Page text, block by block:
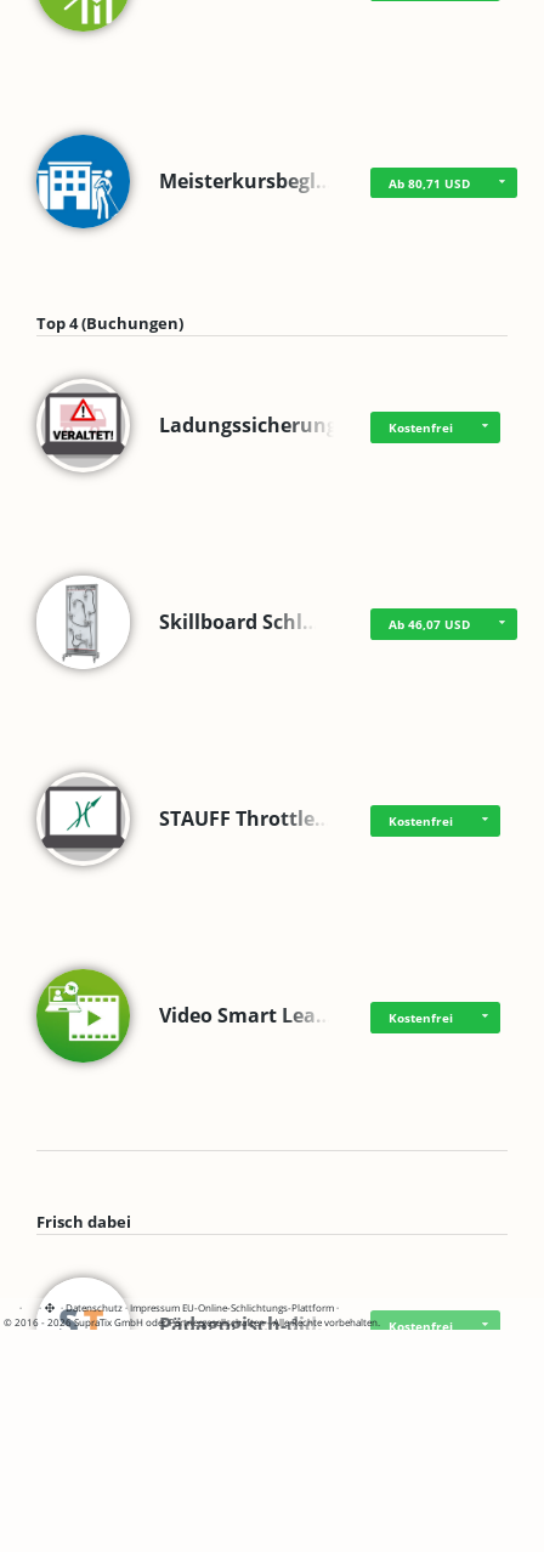
Meisterkursbegl… Ab 80,71 USD
Top 4 (Buchungen)
Ladungssicherung Kostenfrei
Skillboard Schl… Ab 46,07 USD
STAUFF Throttle… Kostenfrei
Video Smart Lea… Kostenfrei
Frisch dabei
Pädagogisch-did… Kostenfrei
· · ·Datenschutz·Impressum EU-Online-Schlichtungs-Plattform·
© 2016 - 2026 SupraTix GmbH oder Partnergesellschaften - Alle Rechte vorbehalten.